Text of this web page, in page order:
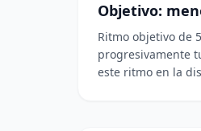
Objetivo:
Ritmo objetivo de
progresivamente
este ritmo en la